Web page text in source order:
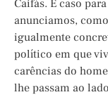
Caifás. É caso
anunciamos,
igualmente
político em que
carências do
lhe passam ao